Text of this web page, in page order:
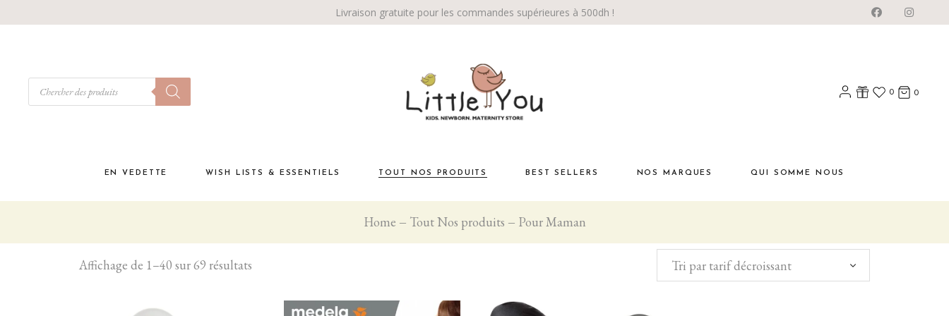
Livraison gratuite pour les commandes supérieures à 500dh !
0 0
EN VEDETTE WISH LISTS & ESSENTIELS
Liste de naissance
Coffrets cadeaux
TOUT NOS PRODUITS
Habiller bébé
Bébé marche!
BEST SELLERS NOS MARQUES QUI SOMME NOUS
Home Tout Nos produits Pour Maman
Affichage de 1–40 sur 69 résultats Tri par tarif décroissant